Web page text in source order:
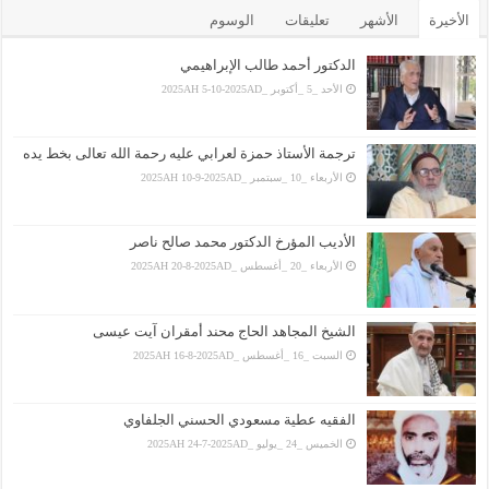
الأخيرة الأشهر تعليقات الوسوم
الدكتور أحمد طالب الإبراهيمي
الأحد _5 _أكتوبر _2025AH 5-10-2025AD
ترجمة الأستاذ حمزة لعرابي عليه رحمة الله تعالى بخط يده
الأربعاء _10 _سبتمبر _2025AH 10-9-2025AD
الأديب المؤرخ الدكتور محمد صالح ناصر
الأربعاء _20 _أغسطس _2025AH 20-8-2025AD
الشيخ المجاهد الحاج محند أمقران آيت عيسى
السبت _16 _أغسطس _2025AH 16-8-2025AD
الفقيه عطية مسعودي الحسني الجلفاوي
الخميس _24 _يوليو _2025AH 24-7-2025AD